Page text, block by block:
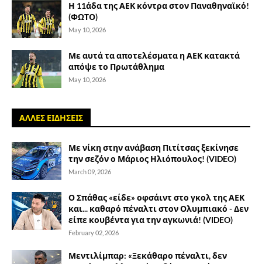
Η 11άδα της ΑΕΚ κόντρα στον Παναθηναϊκό!
(ΦΩΤΟ)
May 10, 2026
Με αυτά τα αποτελέσματα η ΑΕΚ κατακτά
απόψε το Πρωτάθλημα
May 10, 2026
ΑΛΛΕΣ ΕΙΔΗΣΕΙΣ
Με νίκη στην ανάβαση Πιτίτσας ξεκίνησε
την σεζόν ο Μάριος Ηλιόπουλος! (VIDEO)
March 09, 2026
Ο Σπάθας «είδε» οφσάιντ στο γκολ της ΑΕΚ
και... καθαρό πέναλτι στον Ολυμπιακό - Δεν
είπε κουβέντα για την αγκωνιά! (VIDEO)
February 02, 2026
Μεντιλίμπαρ: «Ξεκάθαρο πέναλτι, δεν